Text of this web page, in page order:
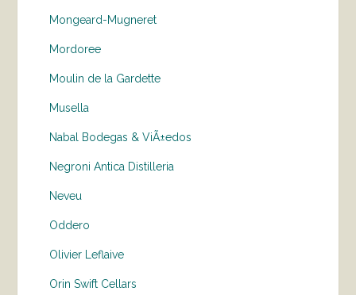
Mongeard-Mugneret
Mordoree
Moulin de la Gardette
Musella
Nabal Bodegas & ViÃ±edos
Negroni Antica Distilleria
Neveu
Oddero
Olivier Leflaive
Orin Swift Cellars